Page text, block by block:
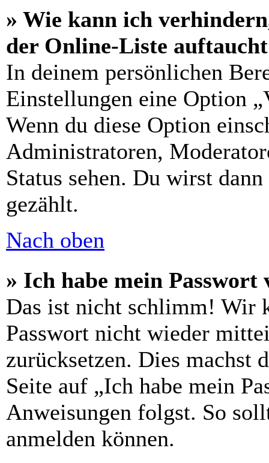
» Wie kann ich
der Online-Liste
In deinem persönlichen
Einstellungen eine Option
Wenn du diese Option
Administratoren,
Status sehen. Du wirst
gezählt.
Nach oben
» Ich habe mein Passwort
Das ist nicht schlimm! Wir
Passwort nicht wieder
zurücksetzen. Dies machst
Seite auf „Ich habe mein
Anweisungen folgst. So
anmelden können.